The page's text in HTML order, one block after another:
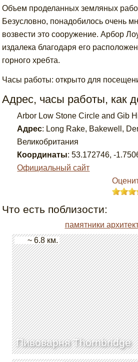
Объем проделанных земляных
Безусловно, понадобилось очень
возвести это сооружение. Арбор
издалека благодаря его
горного хребта.
Часы работы: открыто для
Адрес, часы работы, как
Arbor Low Stone Circle and Gib
Адрес: Long Rake, Bakewell,
Великобритания
Координаты: 53.172746,-
Официальный сайт
Что есть поблизости:
памятники
Пивоварня Thornbridge
~ 6.8 км.